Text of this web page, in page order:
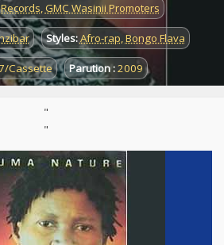
,GMC Wasinii Promoters
Styles:Afro-rap,Bongo Flava
Cassette Parution :2009
"
"